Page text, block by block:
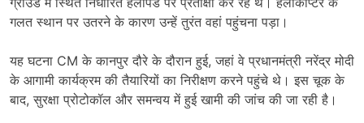
गलत स्थान पर उतरने के कारण उन्हें तुरंत वहां पहुंचना पड़ा।
यह घटना CM के कानपुर दौरे के दौरान हुई, जहां वे प्रधानमंत्री नरेंद्र मोदी
के आगामी कार्यक्रम की तैयारियों का निरीक्षण करने पहुंचे थे। इस चूक के
बाद, सुरक्षा प्रोटोकॉल और समन्वय में हुई खामी की जांच की जा रही है।